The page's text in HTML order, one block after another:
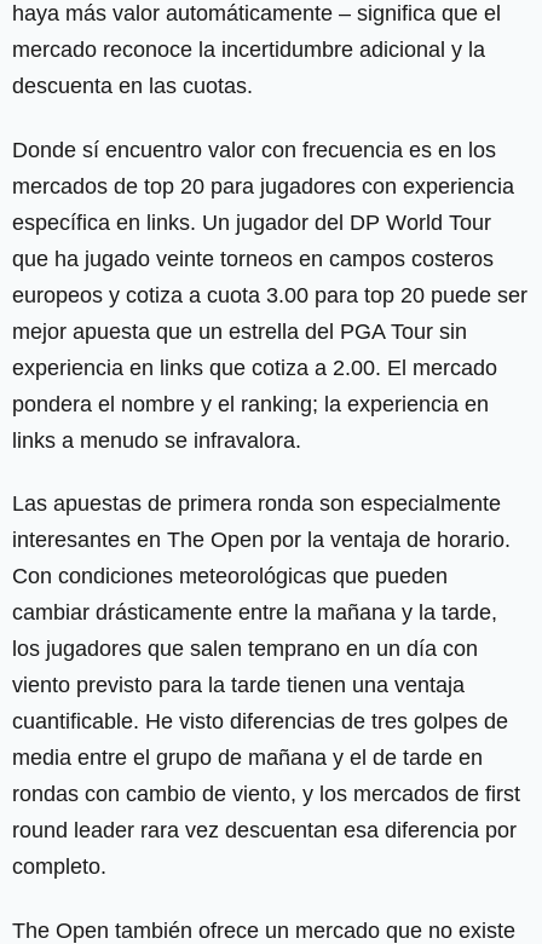
haya más valor automáticamente – significa que el
mercado reconoce la incertidumbre adicional y la
descuenta en las cuotas.
Donde sí encuentro valor con frecuencia es en los
mercados de top 20 para jugadores con experiencia
específica en links. Un jugador del DP World Tour
que ha jugado veinte torneos en campos costeros
europeos y cotiza a cuota 3.00 para top 20 puede ser
mejor apuesta que un estrella del PGA Tour sin
experiencia en links que cotiza a 2.00. El mercado
pondera el nombre y el ranking; la experiencia en
links a menudo se infravalora.
Las apuestas de primera ronda son especialmente
interesantes en The Open por la ventaja de horario.
Con condiciones meteorológicas que pueden
cambiar drásticamente entre la mañana y la tarde,
los jugadores que salen temprano en un día con
viento previsto para la tarde tienen una ventaja
cuantificable. He visto diferencias de tres golpes de
media entre el grupo de mañana y el de tarde en
rondas con cambio de viento, y los mercados de first
round leader rara vez descuentan esa diferencia por
completo.
The Open también ofrece un mercado que no existe